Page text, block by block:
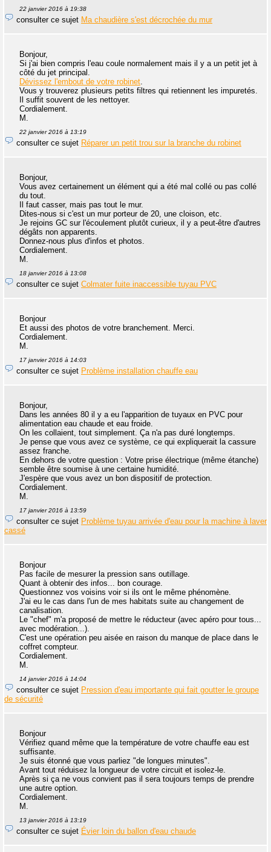
22 janvier 2016 à 19:38
consulter ce sujet Ma chaudière s'est décrochée du mur
Bonjour,
Si j'ai bien compris l'eau coule normalement mais il y a un petit jet à
côté du jet principal.
Dévissez l'embout de votre robinet
Vous y trouverez plusieurs petits filtres qui retiennent les impuretés.
Il suffit souvent de les nettoyer.
Cordialement.
M.
22 janvier 2016 à 13:19
consulter ce sujet Réparer un petit trou sur la branche du robinet
Bonjour,
Vous avez certainement un élément qui a été mal collé ou pas collé
du tout.
Il faut casser, mais pas tout le mur.
Dites-nous si c'est un mur porteur de 20, une cloison, etc.
Je rejoins GC sur l'écoulement plutôt curieux, il y a peut-être d'autres
dégâts non apparents.
Donnez-nous plus d'infos et photos.
Cordialement.
M.
18 janvier 2016 à 13:08
consulter ce sujet Colmater fuite inaccessible tuyau PVC
Bonjour
Et aussi des photos de votre branchement. Merci.
Cordialement.
M.
17 janvier 2016 à 14:03
consulter ce sujet Problème installation chauffe eau
Bonjour,
Dans les années 80 il y a eu l'apparition de tuyaux en PVC pour
alimentation eau chaude et eau froide.
On les collaient, tout simplement. Ça n'a pas duré longtemps.
Je pense que vous avez ce système, ce qui expliquerait la cassure
assez franche.
En dehors de votre question : Votre prise électrique (même étanche)
semble être soumise à une certaine humidité.
J'espère que vous avez un bon dispositif de protection.
Cordialement.
M.
17 janvier 2016 à 13:59
consulter ce sujet Problème tuyau arrivée d'eau pour la machine à laver
cassé
Bonjour
Pas facile de mesurer la pression sans outillage.
Quant à obtenir des infos... bon courage.
Questionnez vos voisins voir si ils ont le même phénomène.
J'ai eu le cas dans l'un de mes habitats suite au changement de
canalisation.
Le "chef" m'a proposé de mettre le réducteur (avec apéro pour tous...
avec modération...).
C'est une opération peu aisée en raison du manque de place dans le
coffret compteur.
Cordialement.
M.
14 janvier 2016 à 14:04
consulter ce sujet Pression d'eau importante qui fait goutter le groupe
de sécurité
Bonjour
Vérifiez quand même que la température de votre chauffe eau est
suffisante.
Je suis étonné que vous parliez "de longues minutes".
Avant tout réduisez la longueur de votre circuit et isolez-le.
Après si ça ne vous convient pas il sera toujours temps de prendre
une autre option.
Cordialement.
M.
13 janvier 2016 à 13:19
consulter ce sujet Évier loin du ballon d'eau chaude